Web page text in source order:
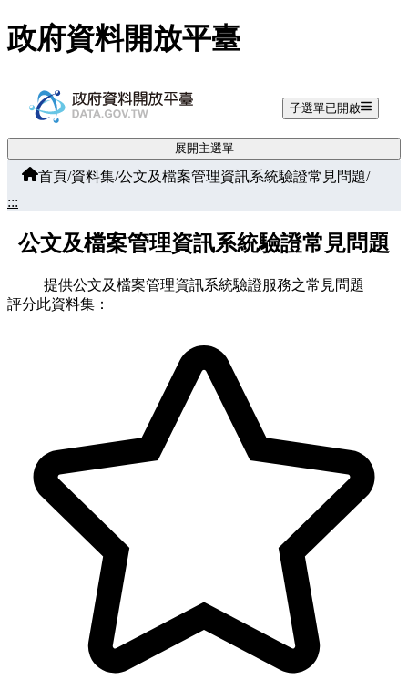
跳至主要內容
政府資料開放平臺
子選單已開啟
展開主選單
首頁/資料集/公文及檔案管理資訊系統驗證常見問題/
:::
公文及檔案管理資訊系統驗證常見問題
提供公文及檔案管理資訊系統驗證服務之常見問題
評分此資料集：